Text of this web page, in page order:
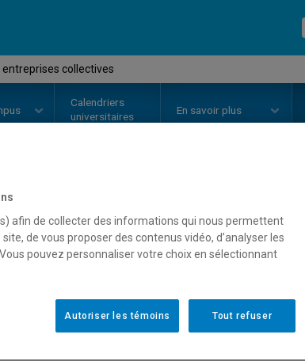
collectives
Calendriers
universitaires
En savoir plus
Simulation en
collectives
Horaire - Été 2026 Horaire - Automne
afin de collecter des informations qui nous permettent
de vous proposer des contenus vidéo, d’analyser les
pouvez personnaliser votre choix en sélectionnant
Tout refuser
Autoriser les témoins